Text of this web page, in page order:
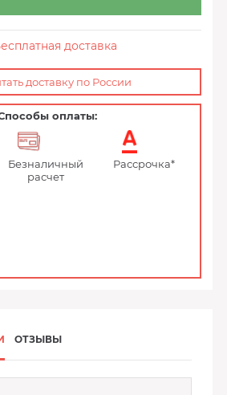
доставка
доставку по России
оплаты:
Безналичный
расчет
Рассрочка*
ОТЗЫВЫ